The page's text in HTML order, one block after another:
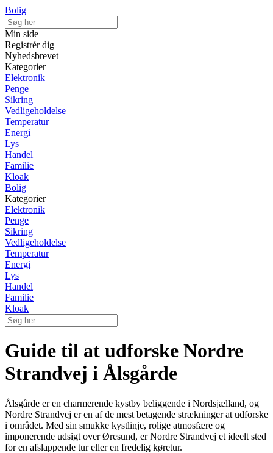
Bolig
Min side
Registrér dig
Nyhedsbrevet
Kategorier
Elektronik
Penge
Sikring
Vedligeholdelse
Temperatur
Energi
Lys
Handel
Familie
Kloak
Bolig
Kategorier
Elektronik
Penge
Sikring
Vedligeholdelse
Temperatur
Energi
Lys
Handel
Familie
Kloak
Guide til at udforske Nordre
Strandvej i Ålsgårde
Ålsgårde er en charmerende kystby beliggende i Nordsjælland, og
Nordre Strandvej er en af de mest betagende strækninger at udforske
i området. Med sin smukke kystlinje, rolige atmosfære og
imponerende udsigt over Øresund, er Nordre Strandvej et ideelt sted
for en afslappende tur eller en fredelig køretur.